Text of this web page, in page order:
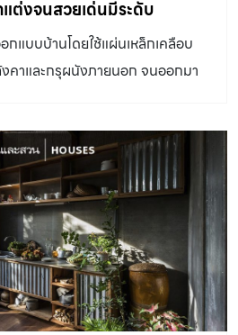
ต่งจนสวยเด่นมีระดับ
แบบบ้านโดยใช้แผ่นเหล็กเคลือบ
คาและกรุผนังภายนอก จนออกมา